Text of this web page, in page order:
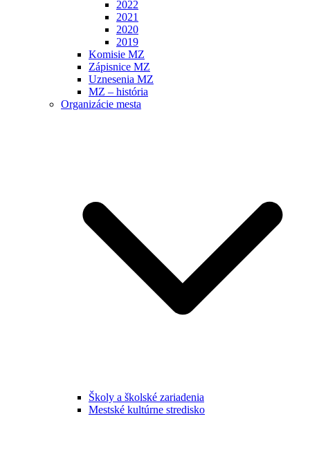
2022
2021
2020
2019
Komisie MZ
Zápisnice MZ
Uznesenia MZ
MZ – história
Organizácie mesta
Školy a školské zariadenia
Mestské kultúrne stredisko